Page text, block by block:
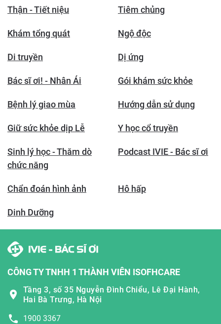
Thận - Tiết niệu Tiêm chủng
Khám tổng quát Ngộ độc
Di truyền Dị ứng
Bác sĩ ơi! - Nhân Ái Gói khám sức khỏe
Bệnh lý giao mùa Hướng dẫn sử dụng
Giữ sức khỏe dịp Lễ Y học cổ truyền
Sinh lý học - Thăm dò
chức năng
Podcast IVIE - Bác sĩ ơi
Chẩn đoán hình ảnh Hô hấp
Dinh Dưỡng
CÔNG TY TNHH 1 THÀNH VIÊN ISOFHCARE
Tầng 3, số 35 Nguyễn Đình Chiểu, Lê Đại Hành,
Hai Bà Trưng, Hà Nội
1900 3367